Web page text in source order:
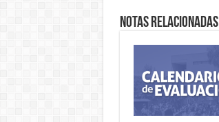
Notas Relacionadas